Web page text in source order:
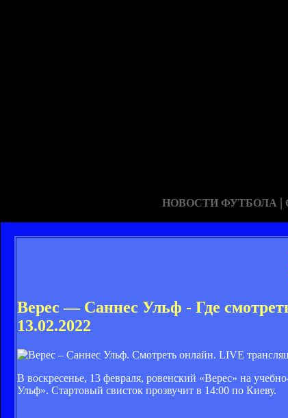
НОВОСТИ ФУТБОЛА |
Верес — Саннес Ульф - Где
13.02.2022
В воскресенье, 13 февраля, ровенский «Верес» на
Ульф». Стартовый свисток прозвучит в 14:00 по Киеву.